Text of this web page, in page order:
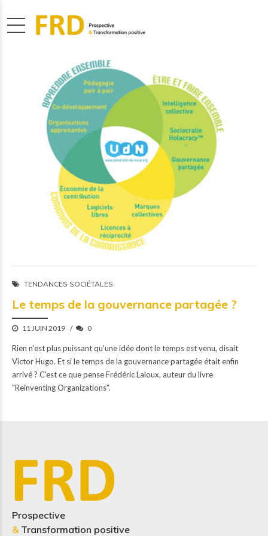
TENDANCES SOCIÉTALES
Le temps de la gouvernance partagée ?
11 JUIN 2019 0
Rien n'est plus puissant qu'une idée dont le temps est venu, disait
Victor Hugo. Et si le temps de la gouvernance partagée était enfin
arrivé ? C'est ce que pense Frédéric Laloux, auteur du livre
"Reinventing Organizations".
Prospective
&Transformation positive